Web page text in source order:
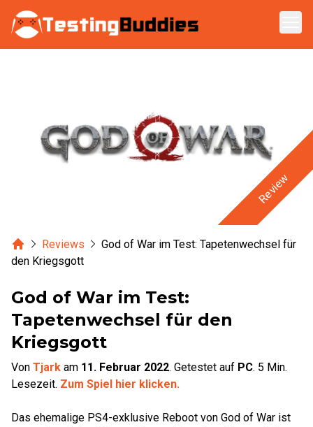
Zum Hauptinhalt springen
Review
HomeReviews
God of War im Test: Tapetenwechsel für
den Kriegsgott
God of War im Test:
Tapetenwechsel für den
Kriegsgott
Von Tjark am 11. Februar 2022. Getestet auf PC. 5 Min.
Lesezeit. Zum Spiel hier klicken.
Das ehemalige PS4-exklusive Reboot von God of War ist